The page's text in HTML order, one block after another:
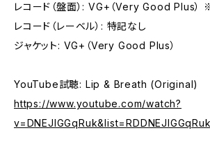
レコード（盤面）: VG+（Very Good Plus
レコード（レーベル）: 特記なし
ジャケット: VG+（Very Good Plus）
YouTube試聴: Lip & Breath (Original)
https://www.youtube.com/watch?